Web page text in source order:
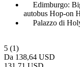
Edimburgo:
autobus Hop-on
Palazzo di
5 (1)
Da 138,64 USD